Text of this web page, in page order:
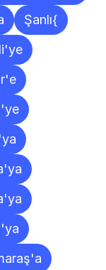
Şanlı{